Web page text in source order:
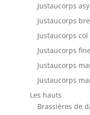
Justaucorps
Justaucorps
Justaucorps
Justaucorps
Justaucorps
Justaucorps
Les hauts
Brassières de